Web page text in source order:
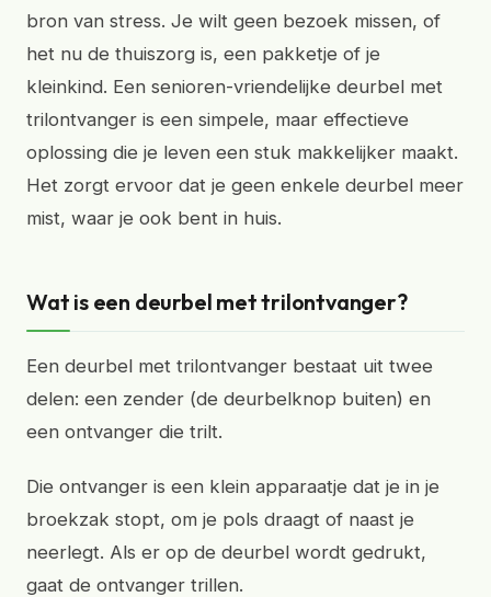
bron van stress. Je wilt geen bezoek missen, of
het nu de thuiszorg is, een pakketje of je
kleinkind. Een senioren-vriendelijke deurbel met
trilontvanger is een simpele, maar effectieve
oplossing die je leven een stuk makkelijker maakt.
Het zorgt ervoor dat je geen enkele deurbel meer
mist, waar je ook bent in huis.
Wat is een deurbel met trilontvanger?
Een deurbel met trilontvanger bestaat uit twee
delen: een zender (de deurbelknop buiten) en
een ontvanger die trilt.
Die ontvanger is een klein apparaatje dat je in je
broekzak stopt, om je pols draagt of naast je
neerlegt. Als er op de deurbel wordt gedrukt,
gaat de ontvanger trillen.